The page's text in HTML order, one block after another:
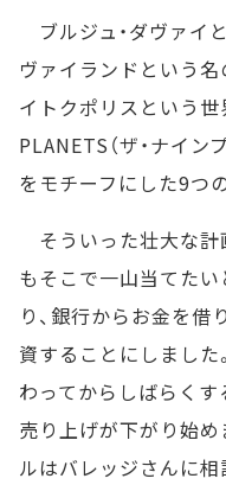
ブルジュ・ダヴァイ
ヴァイランドという名
イトクポリスという
PLANETS（ザ・ナイ
をモチーフにした9つ
そういった壮大な計
もそこで一山当てたい
り、銀行からお金を
資することにしまし
わってからしばらくす
売り上げが下がり始
ルはバレッジさんに相